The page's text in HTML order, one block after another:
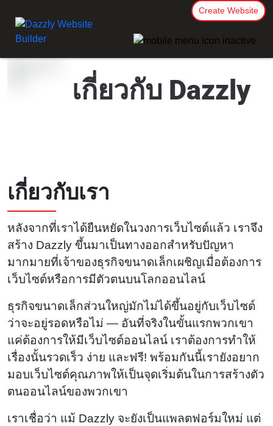
Create Website
เกี่ยวกับ Dazzly
เกี่ยวกับเรา
หลังจากที่เราได้ยืนหยัดในวงการเว็บไซต์แล้ว เราจึง
สร้าง Dazzly ขึ้นมาเป็นทางออกสำหรับปัญหา
มากมายที่เจ้าของธุรกิจขนาดเล็กเผชิญเมื่อต้องการ
เว็บไซต์หรือการมีตัวตนบนโลกออนไลน์
ธุรกิจขนาดเล็กส่วนใหญ่มักไม่ได้ขึ้นอยู่กับเว็บไซต์
ว่าจะอยู่รอดหรือไม่ — อันที่จริงในขั้นแรกพวกเขา
แค่ต้องการให้มีเว็บไซต์ออนไลน์ เราต้องการทำให้
เรื่องนั้นรวดเร็ว ง่าย และฟรี! พร้อมกันนี้เรายังอยาก
มอบเว็บไซต์คุณภาพให้เป็นจุดเริ่มต้นในการสร้างตัว
ตนออนไลน์ของพวกเขา
เราเชื่อว่า แม้ Dazzly จะยังเป็นแพลตฟอร์มใหม่ แต่